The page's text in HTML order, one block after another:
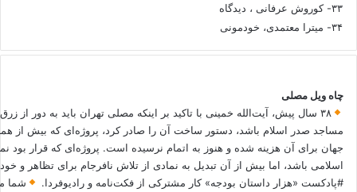
۳۳- کوروش عرفانی ، دیدگاه
۳۴- میترا معتمدی، خودمونی
چاه ویل مصلی
۳۸ سال پیش، آیت‌الله خمینی با تاکید بر اینکه مصلی تهران باید به دور از
مساجد صدر اسلام باشد، دستور ساخت آن را صادر کرد، پروژه‌ای که بیش از
جهان برای آن هزینه شده و هنوز به اتمام نرسیده است. پروژه‌ای که قرار بود
اسلامی باشد، اما بیش از آن تبدیل به نمادی از تلاش نافرجام برای تظاهر و
#پادکست «هزار داستان بودجه» کار مشترکی از فکت‌نامه و رادیوفردا.
شما